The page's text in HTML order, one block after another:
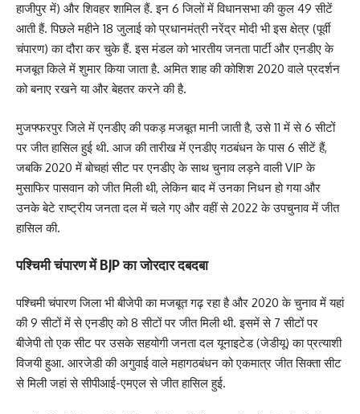
हाजीपुर में) और शिवहर शामिल हैं. इन 6 जिलों में विधानसभा की कुल 49 सीटें
आती हैं. पिछले महीने 18 जुलाई को प्रधानमंत्री नरेंद्र मोदी भी इस क्षेत्र (पूर्वी
चंपारण) का दौरा कर चुके हैं. इस मंडल को भारतीय जनता पार्टी और एनडीए के
मजबूत किले में शुमार किया जाता है. अमित शाह की कोशिश 2020 वाले प्रदर्शन
को बनाए रखने या और बेहतर करने की है.
मुजफ्फरपुर जिले में एनडीए की पकड़ मजबूत मानी जाती है, उसे 11 में से 6 सीटों
पर जीत हासिल हुई थी. आज की तारीख में एनडीए गठबंधन के पास 6 सीटें हैं,
जबकि 2020 में बोचहां सीट पर एनडीए के साथ चुनाव लड़ने वाली VIP के
मुसाफिर पासवान को जीत मिली थी, लेकिन बाद में उनका निधन हो गया और
उनके बेटे राष्ट्रीय जनता दल में चले गए और वहीं से 2022 के उपचुनाव में जीत
हासिल की.
पश्चिमी चंपारण में BJP का जोरदार दबदबा
पश्चिमी चंपारण जिला भी बीजेपी का मजबूत गढ़ रहा है और 2020 के चुनाव में यहां
की 9 सीटों में से एनडीए को 8 सीटों पर जीत मिली थी. इसमें से 7 सीटों पर
बीजेपी तो एक सीट पर उसके सहयोगी जनता दल यूनाइटेड (जेडीयू) का प्रत्याशी
विजयी हुआ. आरजेडी की अगुवाई वाले महागठबंधन को एकमात्र जीत सिक्ता सीट
से मिली जहां से सीपीआई-एमएल से जीत हासिल हुई.